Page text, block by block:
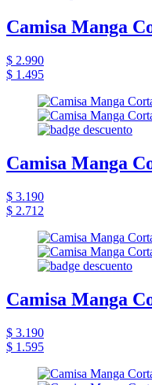
Camisa Manga
$ 2.990
$ 1.495
Camisa Manga
$ 3.190
$ 2.712
Camisa Manga
$ 3.190
$ 1.595